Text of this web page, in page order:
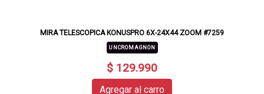
MIRA TELESCOPICA KONUSPRO 6X-24X44 ZOOM #7259
UNCROMAGNON
$ 129.990
Agregar al carro